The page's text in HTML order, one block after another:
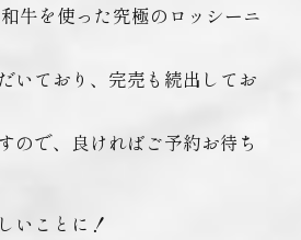
牛を使った究極のロッシーニ
いており、完売も続出してお
ので、良ければご予約お待ち
いことに！